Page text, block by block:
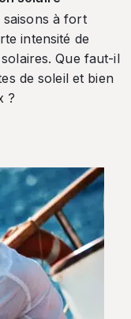
saisons à fort
intensité de
Que faut-il
de soleil et bien
?